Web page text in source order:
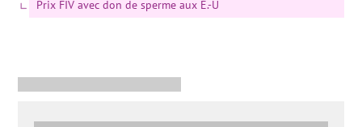
Prix FIV avec don de sperme aux É.-U